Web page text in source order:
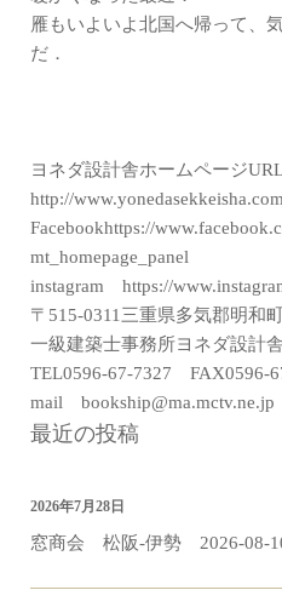
雁もいよいよ北国へ帰って、
だ．
ヨネダ設計舎ホームページ
http://
Facebookhttps://
mt_homepage_panel
instagram https://
〒515-0311三重県多気郡明和
一級建築士事務所ヨネダ設計舎
TEL0596-67-7327 FAX0596-
mail bookship@ma.mctv.ne.jp
最近の投稿
窓商会 松阪-伊勢 2026-08-
2026年7月28日